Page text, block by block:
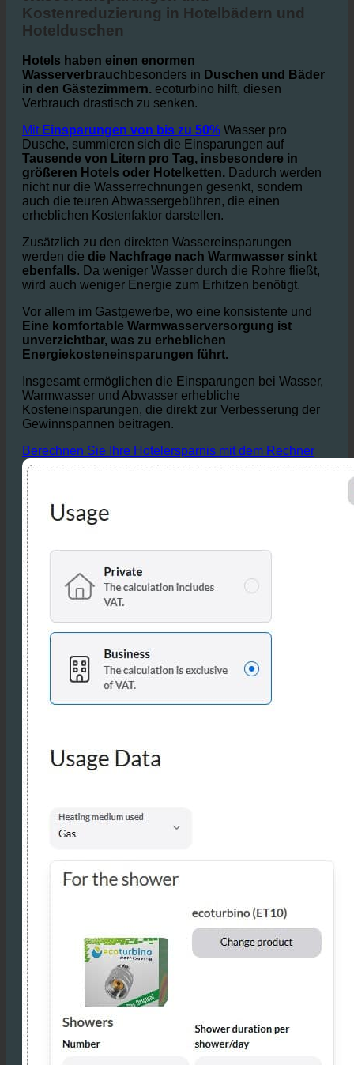
Kostenreduzierung in Hotelbädern und
Hotelduschen
Hotels haben einen enormen
Wasserverbrauchbesonders in Duschen und Bäder
in den Gästezimmern. ecoturbino hilft, diesen
Verbrauch drastisch zu senken.
Mit Einsparungen von bis zu 50% Wasser pro
Dusche, summieren sich die Einsparungen auf
Tausende von Litern pro Tag, insbesondere in
größeren Hotels oder Hotelketten. Dadurch werden
nicht nur die Wasserrechnungen gesenkt, sondern
auch die teuren Abwassergebühren, die einen
erheblichen Kostenfaktor darstellen.
Zusätzlich zu den direkten Wassereinsparungen
werden die die Nachfrage nach Warmwasser sinkt
ebenfalls . Da weniger Wasser durch die Rohre fließt,
wird auch weniger Energie zum Erhitzen benötigt.
Vor allem im Gastgewerbe, wo eine konsistente und
Eine komfortable Warmwasserversorgung ist
unverzichtbar, was zu erheblichen
Energiekosteneinsparungen führt.
Insgesamt ermöglichen die Einsparungen bei Wasser,
Warmwasser und Abwasser erhebliche
Kosteneinsparungen, die direkt zur Verbesserung der
Gewinnspannen beitragen.
Berechnen Sie Ihre Hotelersparnis mit dem Rechner